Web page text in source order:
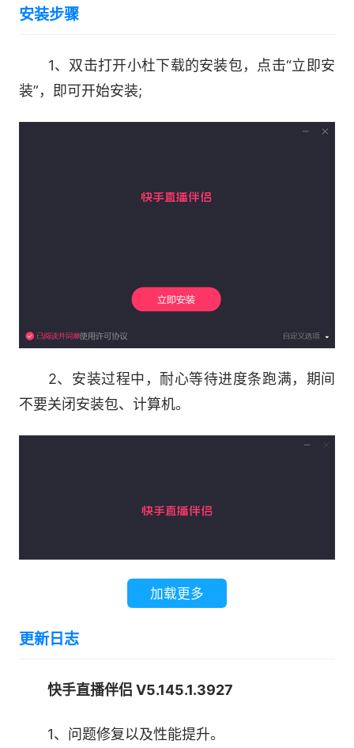
推广功能，为你的直播间带来更多游戏观众!
1、丰富玩法，轻松直播
涵盖秀场、电商、游戏、团购、虚拟直播等直播场
机、导播台...
您要确保已有快手账号并绑定了手机号码，更重要
目前没有直播权限，请按照如下步骤操作：
1、打开快手APP，点击首页左上角【≡】，在侧边
实名认证。
安装步骤
1、双击打开小杜下载的安装包，点击“立即安
装”，即可开始安装;
2、安装过程中，耐心等待进度条跑满，期间
不要关闭安装包、计算机。
加载更多
更新日志
快手直播伴侣 V5.145.1.3927
1、问题修复以及性能提升。